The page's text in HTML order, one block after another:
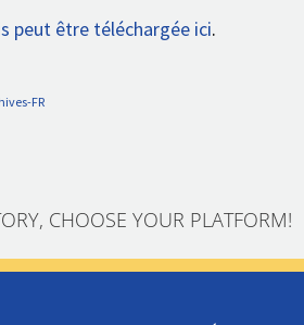
peut être téléchargée ici.
FR
CHOOSE YOUR PLATFORM!